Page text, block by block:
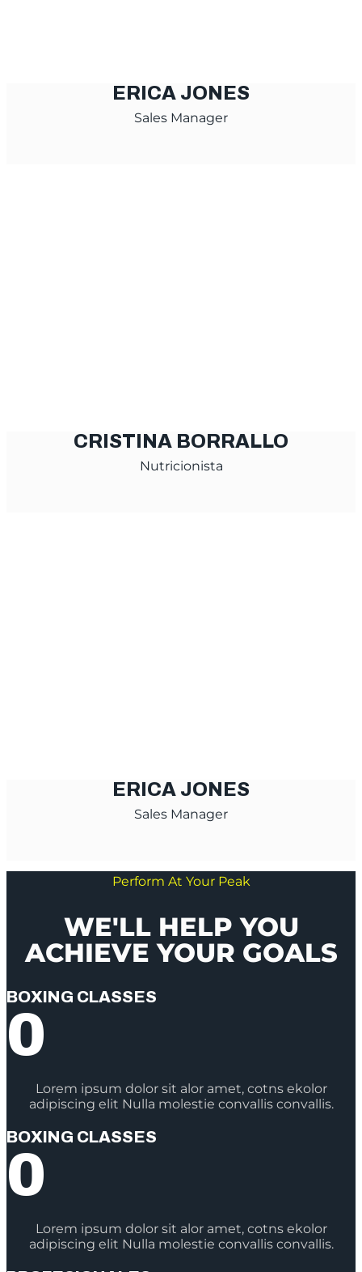
ERICA JONES
Sales Manager
CRISTINA BORRALLO
Nutricionista
ERICA JONES
Sales Manager
Perform At Your Peak
WE'LL HELP YOU
ACHIEVE YOUR GOALS
BOXING CLASSES
0
Lorem ipsum dolor sit alor amet, cotns ekolor
adipiscing elit Nulla molestie convallis convallis.
BOXING CLASSES
0
Lorem ipsum dolor sit alor amet, cotns ekolor
adipiscing elit Nulla molestie convallis convallis.